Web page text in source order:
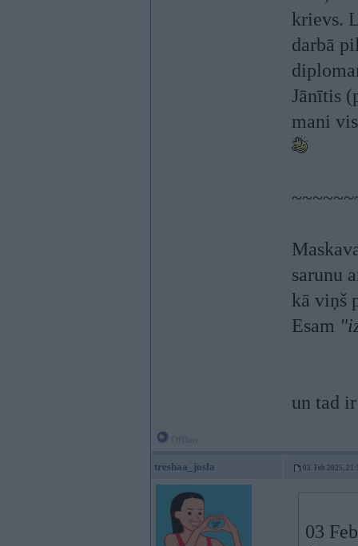
krievs.
darbā
Jānītis
mani
sarunu
kā viņš
Esam
un tad
treshaa_josla 03. Feb 2025,
03